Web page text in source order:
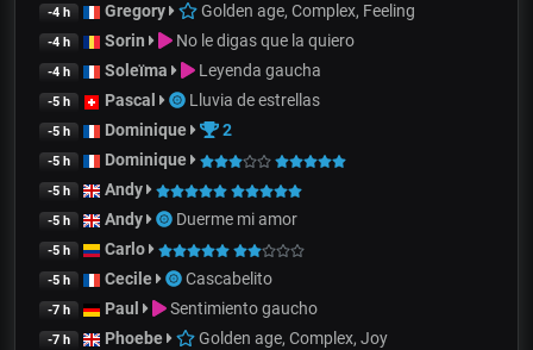
-4 h Gregory Golden age, Complex, Feeling
-4 h Sorin No le digas que la quiero
-4 h Soleïma Leyenda gaucha
-5 h Pascal Lluvia de estrellas
-5 h Dominique 2
-5 h Dominique
-5 h Andy
-5 h Andy Duerme mi amor
-5 h Carlo
-5 h Cecile Cascabelito
-7 h Paul Sentimiento gaucho
-7 h Phoebe Golden age, Complex, Joy